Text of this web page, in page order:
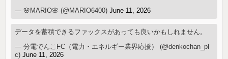
— 🌸MARIO🌸 (@MARIO6400)June 11, 2026
データを蓄積できるファックスがあっても良いかもしれません。
— 分電でんこFC（電力・エネルギー業界応援） (@denkochan_pl
c)June 11, 2026